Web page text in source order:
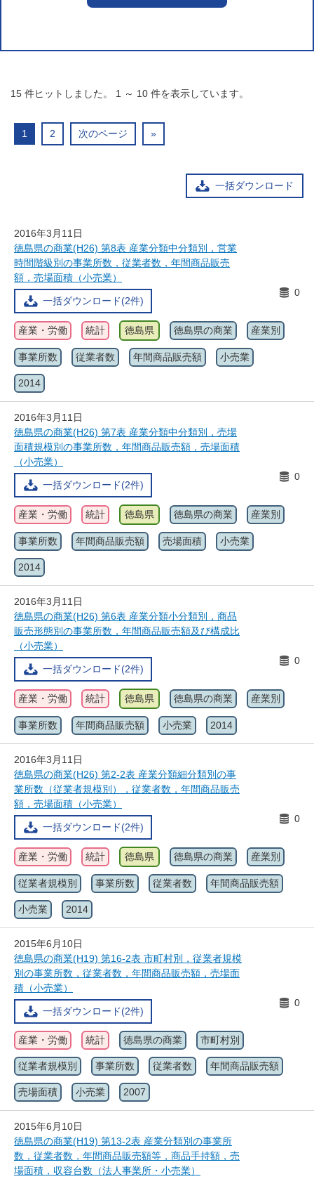
15 件ヒットしました。 1 ～ 10 件を表示しています。
1 2 次のページ »
一括ダウンロード
2016年3月11日
徳島県の商業(H26) 第8表 産業分類中分類別，営業
時間階級別の事業所数，従業者数，年間商品販売
額，売場面積（小売業）
一括ダウンロード(2件)
0
産業・労働 統計 徳島県 徳島県の商業 産業別
事業所数 従業者数 年間商品販売額 小売業
2014
2016年3月11日
徳島県の商業(H26) 第7表 産業分類中分類別，売場
面積規模別の事業所数，年間商品販売額，売場面積
（小売業）
一括ダウンロード(2件)
0
産業・労働 統計 徳島県 徳島県の商業 産業別
事業所数 年間商品販売額 売場面積 小売業
2014
2016年3月11日
徳島県の商業(H26) 第6表 産業分類小分類別，商品
販売形態別の事業所数，年間商品販売額及び構成比
（小売業）
一括ダウンロード(2件)
0
産業・労働 統計 徳島県 徳島県の商業 産業別
事業所数 年間商品販売額 小売業 2014
2016年3月11日
徳島県の商業(H26) 第2-2表 産業分類細分類別の事
業所数（従業者規模別），従業者数，年間商品販売
額，売場面積（小売業）
一括ダウンロード(2件)
0
産業・労働 統計 徳島県 徳島県の商業 産業別
従業者規模別 事業所数 従業者数 年間商品販売額
小売業 2014
2015年6月10日
徳島県の商業(H19) 第16-2表 市町村別，従業者規模
別の事業所数，従業者数，年間商品販売額，売場面
積（小売業）
一括ダウンロード(2件)
0
産業・労働 統計 徳島県の商業 市町村別
従業者規模別 事業所数 従業者数 年間商品販売額
売場面積 小売業 2007
2015年6月10日
徳島県の商業(H19) 第13-2表 産業分類別の事業所
数，従業者数，年間商品販売額等，商品手持額，売
場面積，収容台数（法人事業所・小売業）